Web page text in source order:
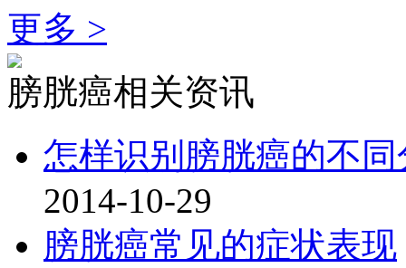
更多 >
膀胱癌相关资讯
怎样识别膀胱癌的不同
2014-10-29
膀胱癌常见的症状表现